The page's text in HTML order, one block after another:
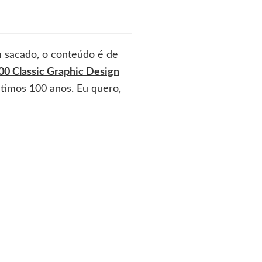
o conteúdo é de
Classic Graphic Design
100 anos. Eu quero,